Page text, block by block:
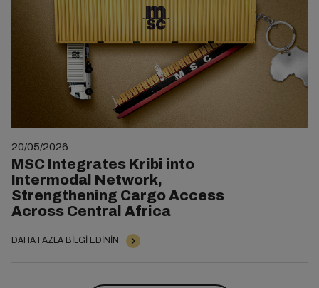
20/05/2026
MSC Integrates Kribi into
Intermodal Network,
Strengthening Cargo Access
Across Central Africa
DAHA FAZLA BILGI EDININ